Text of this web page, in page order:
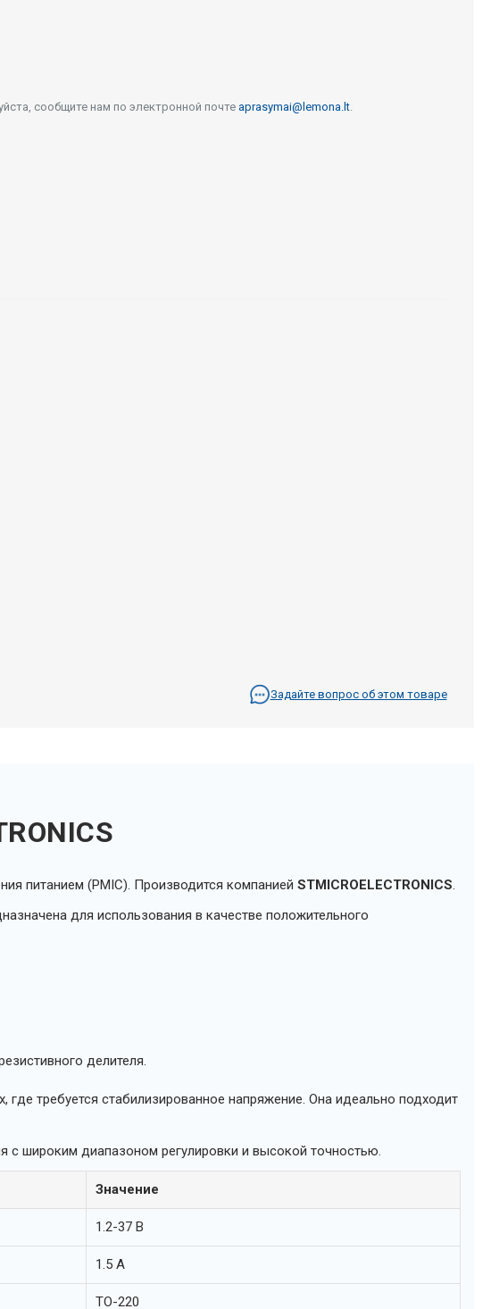
сообщите нам по электронной почте aprasymai@lemona.lt.
Задайте вопрос об этом товаре
питанием (PMIC). Производится компанией STMICROELECTRONICS.
для использования в качестве положительного
делителя.
требуется стабилизированное напряжение. Она идеально подходит
с широким диапазоном регулировки и высокой точностью.
Значение
1.2-37 В
1.5 А
TO-220